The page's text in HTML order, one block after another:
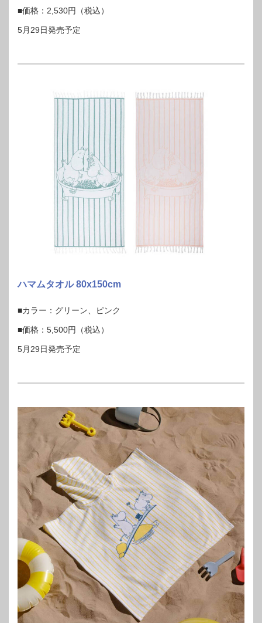
■価格：2,530円（税込）
5月29日発売予定
ハマムタオル 80x150cm
■カラー：グリーン、ピンク
■価格：5,500円（税込）
5月29日発売予定